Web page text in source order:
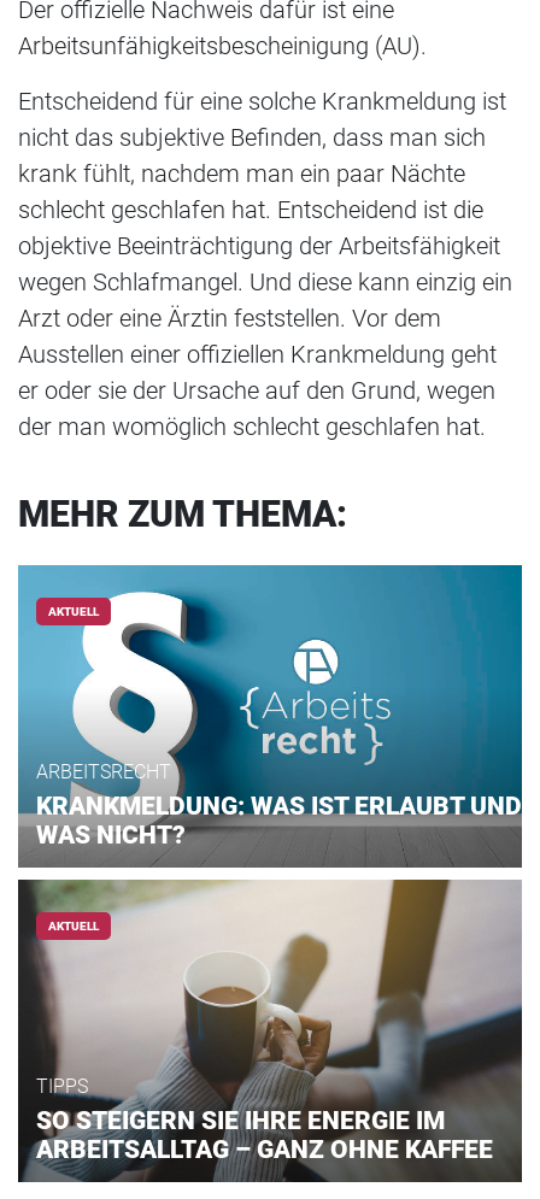
Der offizielle Nachweis dafür ist eine
Arbeitsunfähigkeitsbescheinigung (AU).
Entscheidend für eine solche Krankmeldung ist
nicht das subjektive Befinden, dass man sich
krank fühlt, nachdem man ein paar Nächte
schlecht geschlafen hat. Entscheidend ist die
objektive Beeinträchtigung der Arbeitsfähigkeit
wegen Schlafmangel. Und diese kann einzig ein
Arzt oder eine Ärztin feststellen. Vor dem
Ausstellen einer offiziellen Krankmeldung geht
er oder sie der Ursache auf den Grund, wegen
der man womöglich schlecht geschlafen hat.
MEHR ZUM THEMA:
AKTUELL
ARBEITSRECHT
KRANKMELDUNG: WAS IST ERLAUBT UND
WAS NICHT?
AKTUELL
TIPPS
SO STEIGERN SIE IHRE ENERGIE IM
ARBEITSALLTAG – GANZ OHNE KAFFEE